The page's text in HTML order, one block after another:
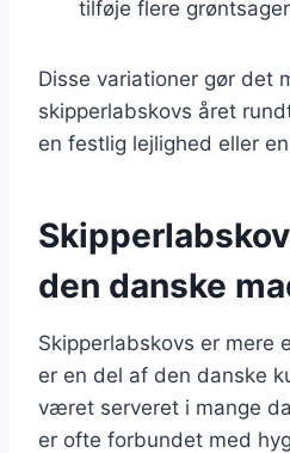
tilføje flere
Disse variationer gør det
skipperlabskovs året
en festlig lejlighed eller
den danske
Skipperlabskovs er mere
er en del af den danske
været serveret i mange
er ofte forbundet med